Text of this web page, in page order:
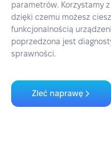
parametrów. Korzystamy
dzięki czemu możesz
funkcjonalnością
poprzedzona jest
sprawności.
Zleć naprawę